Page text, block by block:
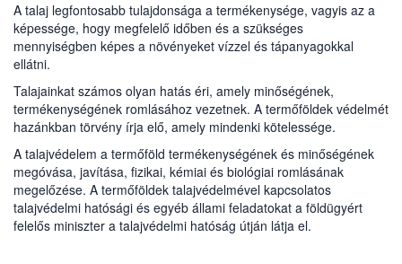
A talaj legfontosabb tulajdonsága a termékenysége, vagyis az a
képessége, hogy megfelelő időben és a szükséges
mennyiségben képes a növényeket vízzel és tápanyagokkal
ellátni.
Talajainkat számos olyan hatás éri, amely minőségének,
termékenységének romlásához vezetnek. A termőföldek védelmét
hazánkban törvény írja elő, amely mindenki kötelessége.
A talajvédelem a termőföld termékenységének és minőségének
megóvása, javítása, fizikai, kémiai és biológiai romlásának
megelőzése. A termőföldek talajvédelmével kapcsolatos
talajvédelmi hatósági és egyéb állami feladatokat a földügyért
felelős miniszter a talajvédelmi hatóság útján látja el.
Öntözés
Talajszennyezés
Fenntartható termőföld-használat
Magyarország talajtípusai
Hígtrágya termőföldön történő felhasználásának
bejelentése
Talajjavítás engedélyezése
Mezőgazdasági célú tereprendezés engedélyezése
Talajvédelmi terv készítésének részletes
szabályai
90/2008 évi (VII. 18.) FVM rendelet
Nitrát-rendelet
59/2008 (IV. 29.) FVM rendelet